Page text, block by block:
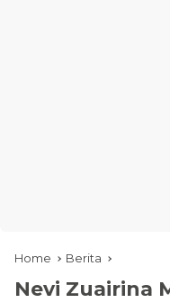
Home Berita
Nevi Zuairina